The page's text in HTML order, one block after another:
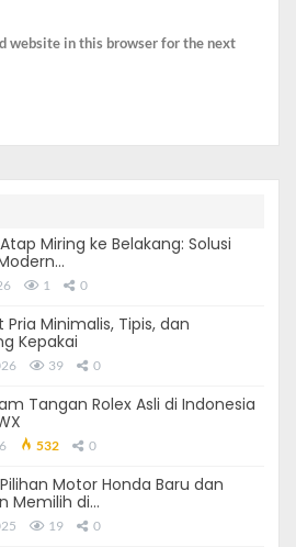
Sinema Korea
Korea yang secara khusus
dan keuangan. Cerita-cerita
tetapi juga edukatif,
website in this browser for the next
Miring ke Belakang: Solusi
1 0
Minimalis, Tipis, dan
Kepakai
39 0
Tangan Rolex Asli di Indonesia
532 0
Motor Honda Baru dan
Memilih di…
19 0